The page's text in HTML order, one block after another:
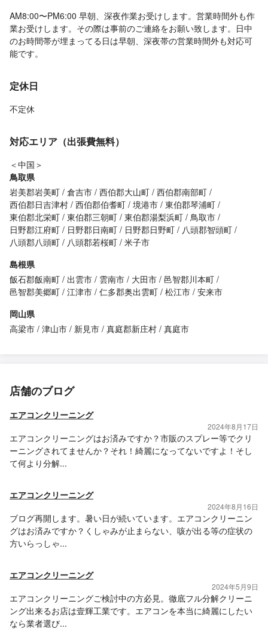
AM8:00〜PM6:00 早朝、深夜作業お受けします。営業時間外も作
業お受けします。その際は事前のご連絡をお願い致します。日中
のお時間帯が埋まってる日は早朝、深夜帯の営業時間外も対応可
能です。
定休日
不定休
対応エリア（出張費無料）
＜中国＞
鳥取県
岩美郡岩美町 倉吉市 西伯郡大山町 西伯郡南部町
西伯郡日吉津村 西伯郡伯耆町 境港市 東伯郡琴浦町
東伯郡北栄町 東伯郡三朝町 東伯郡湯梨浜町 鳥取市
日野郡江府町
日野郡日南町 日野郡日野町
八頭郡智頭町
八頭郡八頭町
八頭郡若桜町 米子市
島根県
飯石郡飯南町
出雲市 雲南市 大田市 邑智郡川本町
邑智郡美郷町 江津市 仁多郡奥出雲町 松江市 安来市
岡山県
高梁市 津山市 新見市 真庭郡新庄村 真庭市
店舗のブログ
エアコンクリーニング
2024年8月17日
エアコンクリーニングはお済みですか？市販のスプレー等でクリ
ーニングされてませんか？それ！綺麗になってないですよ！そし
て何より分解...
エアコンクリーニング
2024年8月16日
ブログ再開します。暑い日が続いています。エアコンクリーニン
グはお済みですか？くしゃみが止まらない、咳が出る等の症状の
方いらっしゃ...
エアコンクリーニング
2024年5月9日
エアコンクリーニングご検討中の方必見。徹底フル分解クリーニ
ング出来るお店は壹輝工業です。エアコンを本当に綺麗にしたい
なら業者選び...